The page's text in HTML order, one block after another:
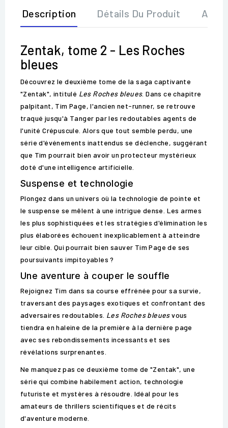
Description Détails Du Produit Avis
Zentak, tome 2 - Les Roches
bleues
Découvrez le deuxième tome de la saga captivante
"Zentak", intitulé Les Roches bleues. Dans ce chapitre
palpitant, Tim Page, l'ancien net-runner, se retrouve
traqué jusqu'à Tanger par les redoutables agents de
l'unité Crépuscule. Alors que tout semble perdu, une
série d'événements inattendus se déclenche, suggérant
que Tim pourrait bien avoir un protecteur mystérieux
doté d'une intelligence artificielle.
Suspense et technologie
Plongez dans un univers où la technologie de pointe et
le suspense se mêlent à une intrigue dense. Les armes
les plus sophistiquées et les stratégies d'élimination les
plus élaborées échouent inexplicablement à atteindre
leur cible. Qui pourrait bien sauver Tim Page de ses
poursuivants impitoyables ?
Une aventure à couper le souffle
Rejoignez Tim dans sa course effrénée pour sa survie,
traversant des paysages exotiques et confrontant des
adversaires redoutables. Les Roches bleuesvous
tiendra en haleine de la première à la dernière page
avec ses rebondissements incessants et ses
révélations surprenantes.
Ne manquez pas ce deuxième tome de "Zentak", une
série qui combine habilement action, technologie
futuriste et mystères à résoudre. Idéal pour les
amateurs de thrillers scientifiques et de récits
d'aventure moderne.